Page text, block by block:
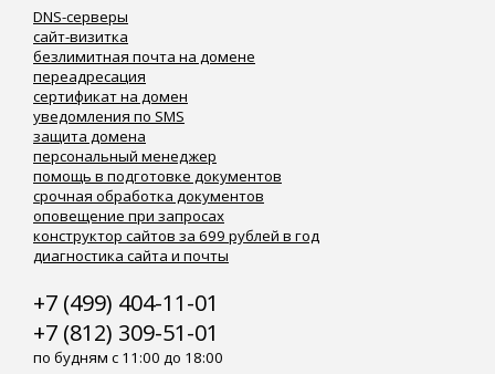
DNS-серверы
сайт-визитка
безлимитная почта на домене
переадресация
сертификат на домен
уведомления по SMS
защита домена
персональный менеджер
помощь в подготовке документов
срочная обработка документов
оповещение при запросах
конструктор сайтов за 699 рублей в год
диагностика сайта и почты
+7 (499) 404-11-01
+7 (812) 309-51-01
по будням с 11:00 до 18:00